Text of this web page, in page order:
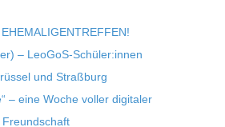
– LeoGoS-Schüler:innen
und Straßburg
– eine Woche vol­ler digi­ta­ler